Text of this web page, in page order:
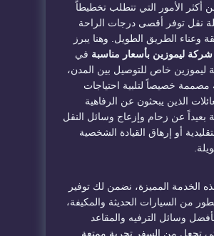
أكثر الأمور التي تتطلب تخطيطاً
نقل توفر أقصى درجات الراحة
وعناء الطريق الطويل. وهنا يبرز
ليموزين بأسعار مناسبة في
ليموزين خاص للتوصيل بين المدن،
خصيصاً لتلبية احتياجات
الذين يبحثون عن الرفاهية
بعيداً عن زحام وإزعاج وسائل النقل
أو إرهاق القيادة الشخصية
الخدمة المميزة، نضمن لك توفير
من السيارات الحديثة والمكيفة،
وسائل الترفيه والمقاعد
تجعل من السفر تجربة ممتعة